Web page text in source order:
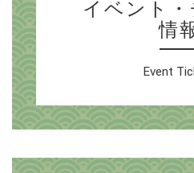
イベント・
情
Event